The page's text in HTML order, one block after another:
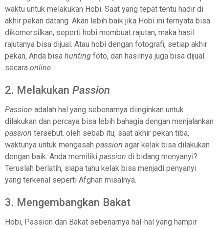
waktu untuk melakukan Hobi. Saat yang tepat tentu hadir di
akhir pekan datang. Akan lebih baik jika Hobi ini ternyata bisa
dikomersilkan, seperti hobi membuat rajutan, maka hasil
rajutanya bisa dijual. Atau hobi dengan fotografi, setiap akhir
pekan, Anda bisa hunting foto, dan hasilnya juga bisa dijual
secara online.
2. Melakukan Passion
Passion adalah hal yang sebenarnya diinginkan untuk
dilakukan dan percaya bisa lebih bahagia dengan menjalankan
passion tersebut. oleh sebab itu, saat akhir pekan tiba,
waktunya untuk mengasah passion agar kelak bisa dilakukan
dengan baik. Anda memiliki passion di bidang menyanyi?
Teruslah berlatih, siapa tahu kelak bisa menjadi penyanyi
yang terkenal seperti Afghan misalnya.
3. Mengembangkan Bakat
Hobi, Passion dan Bakat sebenarnya hal-hal yang hampir